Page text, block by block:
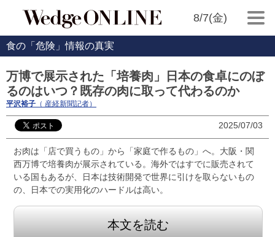
8/7(金)
食の「危険」情報の真実
万博で展示された「培養肉」日本の食卓にのぼ
るのはいつ？既存の肉に取って代わるのか
平沢裕子 （ 産経新聞記者）
2025/07/03
お肉は「店で買うもの」から「家庭で作るもの」へ。大阪・関
西万博で培養肉が展示されている。海外ではすでに販売されて
いる国もあるが、日本は技術開発で世界に引けを取らないもの
の、日本での実用化のハードルは高い。
本文を読む